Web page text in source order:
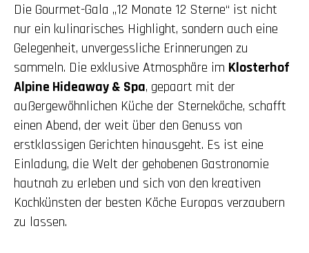
Die Gourmet-Gala „12 Monate 12 Sterne“ ist nicht
nur ein kulinarisches Highlight, sondern auch eine
Gelegenheit, unvergessliche Erinnerungen zu
sammeln. Die exklusive Atmosphäre im Klosterhof
Alpine Hideaway & Spa, gepaart mit der
außergewöhnlichen Küche der Sterneköche, schafft
einen Abend, der weit über den Genuss von
erstklassigen Gerichten hinausgeht. Es ist eine
Einladung, die Welt der gehobenen Gastronomie
hautnah zu erleben und sich von den kreativen
Kochkünsten der besten Köche Europas verzaubern
zu lassen.